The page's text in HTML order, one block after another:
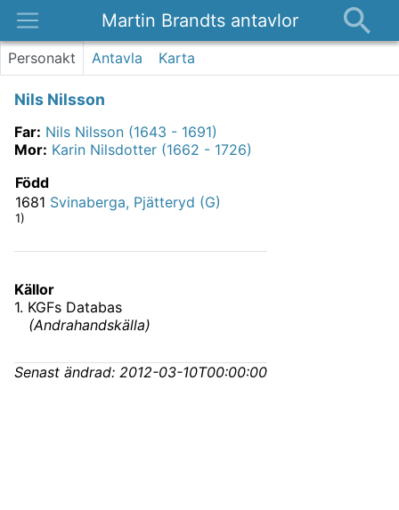
Martin Brandts antavlor
Platser
Kontakt
Personakt Antavla Karta
Nils Nilsson
Far: Nils Nilsson (1643 - 1691)
Mor: Karin Nilsdotter (1662 - 1726)
Född
1681 Svinaberga, Pjätteryd (G)
1)
Källor
1. KGFs Databas
(Andrahandskälla)
Senast ändrad: 2012-03-10T00:00:00